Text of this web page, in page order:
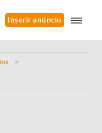
Inserir anúncio